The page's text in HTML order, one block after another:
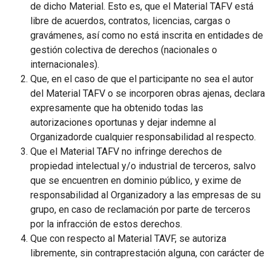
de dicho Material. Esto es, que el Material TAFV está
libre de acuerdos, contratos, licencias, cargas o
gravámenes, así como no está inscrita en entidades de
gestión colectiva de derechos (nacionales o
internacionales).
Que, en el caso de que el participante no sea el autor
del Material TAFV o se incorporen obras ajenas, declara
expresamente que ha obtenido todas las
autorizaciones oportunas y dejar indemne al
Organizadorde cualquier responsabilidad al respecto.
Que el Material TAFV no infringe derechos de
propiedad intelectual y/o industrial de terceros, salvo
que se encuentren en dominio público, y exime de
responsabilidad al Organizadory a las empresas de su
grupo, en caso de reclamación por parte de terceros
por la infracción de estos derechos.
Que con respecto al Material TAVF, se autoriza
libremente, sin contraprestación alguna, con carácter de